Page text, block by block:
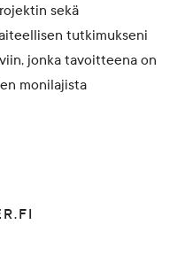
sekä
tutkimukseni
jonka tavoitteena on
monilajista